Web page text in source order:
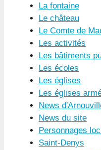
La fontaine
Le château
Le Comte de
Les activités
Les bâtiments
Les écoles
Les églises
Les églises
News
News du site
Personnages
Saint-Denys